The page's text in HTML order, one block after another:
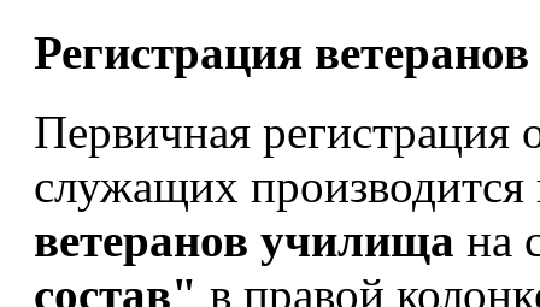
Регистрация
Первичная
служащих
ветеранов училища на
состав" в правой